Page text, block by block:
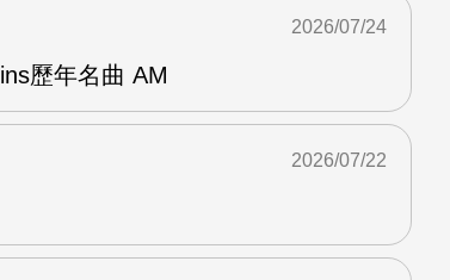
歷年名曲 AM
2026/07/24
2026/07/22